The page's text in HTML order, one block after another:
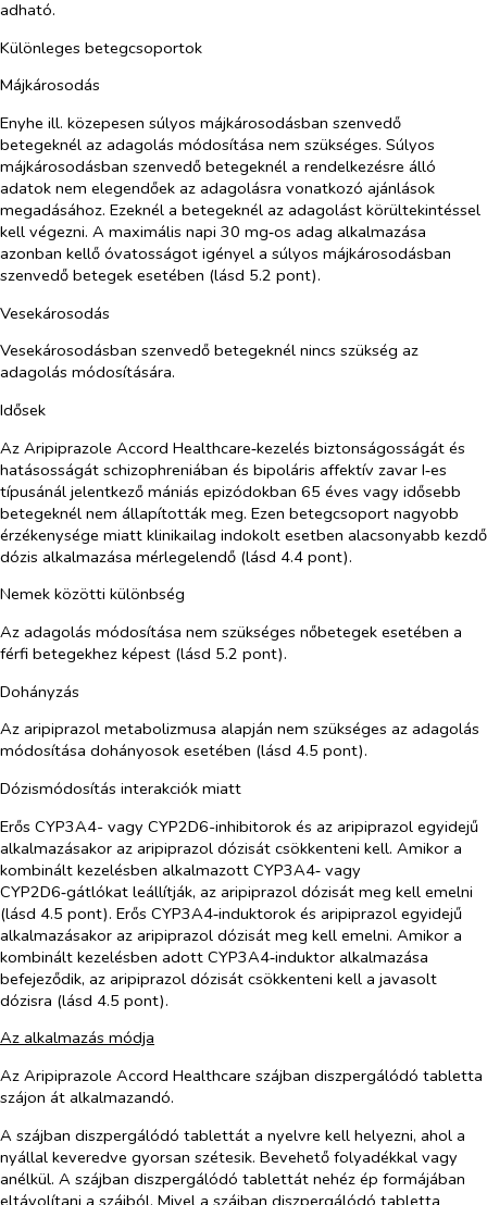
adható.
Különleges betegcsoportok
Májkárosodás
Enyhe ill. közepesen súlyos májkárosodásban szenvedő
betegeknél az adagolás módosítása nem szükséges. Súlyos
májkárosodásban szenvedő betegeknél a rendelkezésre álló
adatok nem elegendőek az adagolásra vonatkozó ajánlások
megadásához. Ezeknél a betegeknél az adagolást körültekintéssel
kell végezni. A maximális napi 30 mg‑os adag alkalmazása
azonban kellő óvatosságot igényel a súlyos májkárosodásban
szenvedő betegek esetében (lásd 5.2 pont).
Vesekárosodás
Vesekárosodásban szenvedő betegeknél nincs szükség az
adagolás módosítására.
Idősek
Az Aripiprazole Accord Healthcare‑kezelés biztonságosságát és
hatásosságát schizophreniában és bipoláris affektív zavar I‑es
típusánál jelentkező mániás epizódokban 65 éves vagy idősebb
betegeknél nem állapították meg. Ezen betegcsoport nagyobb
érzékenysége miatt klinikailag indokolt esetben alacsonyabb kezdő
dózis alkalmazása mérlegelendő (lásd 4.4 pont).
Nemek közötti különbség
Az adagolás módosítása nem szükséges nőbetegek esetében a
férfi betegekhez képest (lásd 5.2 pont).
Dohányzás
Az aripiprazol metabolizmusa alapján nem szükséges az adagolás
módosítása dohányosok esetében (lásd 4.5 pont).
Dózismódosítás interakciók miatt
Erős CYP3A4- vagy CYP2D6-inhibitorok és az aripiprazol egyidejű
alkalmazásakor az aripiprazol dózisát csökkenteni kell. Amikor a
kombinált kezelésben alkalmazott CYP3A4‑ vagy
CYP2D6‑gátlókat leállítják, az aripiprazol dózisát meg kell emelni
(lásd 4.5 pont). Erős CYP3A4‑induktorok és aripiprazol egyidejű
alkalmazásakor az aripiprazol dózisát meg kell emelni. Amikor a
kombinált kezelésben adott CYP3A4‑induktor alkalmazása
befejeződik, az aripiprazol dózisát csökkenteni kell a javasolt
dózisra (lásd 4.5 pont).
Az alkalmazás módja
Az Aripiprazole Accord Healthcare szájban diszpergálódó tabletta
szájon át alkalmazandó.
A szájban diszpergálódó tablettát a nyelvre kell helyezni, ahol a
nyállal keveredve gyorsan szétesik. Bevehető folyadékkal vagy
anélkül. A szájban diszpergálódó tablettát nehéz ép formájában
eltávolítani a szájból. Mivel a szájban diszpergálódó tabletta